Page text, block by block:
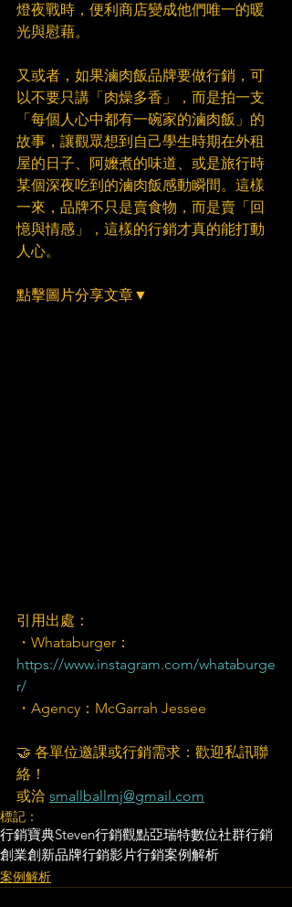
燈夜戰時，便利商店變成他們唯一的暖
光與慰藉。
又或者，如果滷肉飯品牌要做行銷，可
以不要只講「肉燥多香」，而是拍一支
「每個人心中都有一碗家的滷肉飯」的
故事，讓觀眾想到自己學生時期在外租
屋的日子、阿嬤煮的味道、或是旅行時
某個深夜吃到的滷肉飯感動瞬間。這樣
一來，品牌不只是賣食物，而是賣「回
憶與情感」，這樣的行銷才真的能打動
人心。
點擊圖片分享文章▼
引用出處：
・Whataburger：
https://www.instagram.com/whataburge
r/
・Agency：McGarrah Jessee
🤝 各單位邀課或行銷需求：歡迎私訊聯
絡！
或洽 smallballmj@gmail.com
標記：
行銷寶典Steven行銷觀點亞瑞特數位社群行銷
創業創新品牌行銷影片行銷案例解析
案例解析